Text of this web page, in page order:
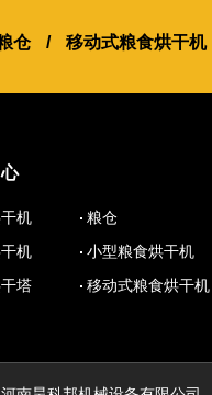
仓 / 移动式粮食烘干机
机
粮仓
机
小型粮食烘干机
塔
移动式粮食烘干机